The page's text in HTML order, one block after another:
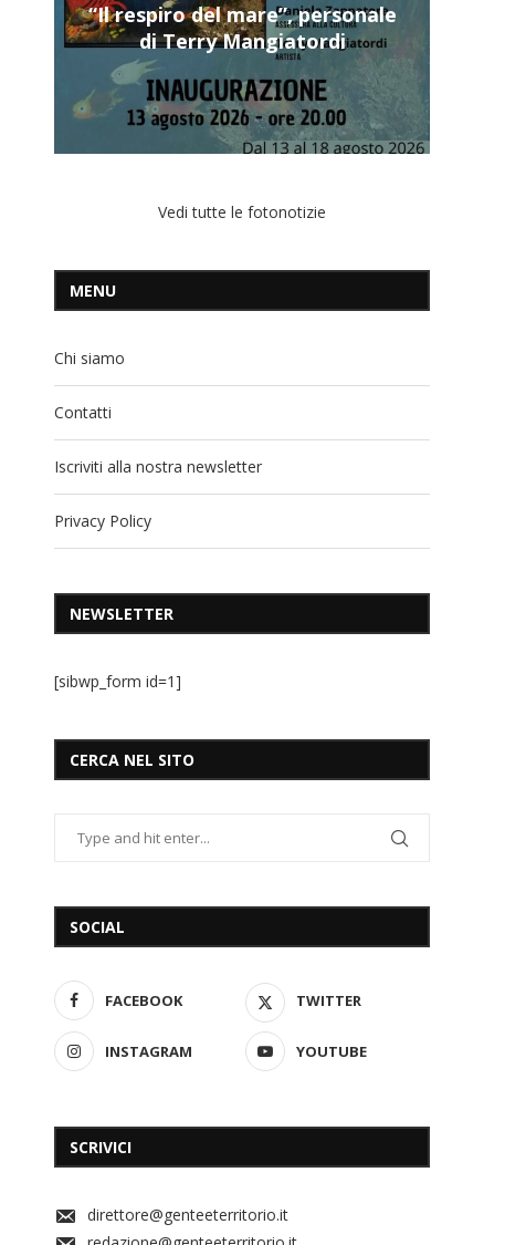
“Il respiro del mare”, personale
di Terry Mangiatordi
Vedi tutte le fotonotizie
MENU
Chi siamo
Contatti
Iscriviti alla nostra newsletter
Privacy Policy
NEWSLETTER
[sibwp_form id=1]
CERCA NEL SITO
SOCIAL
FACEBOOK TWITTER
INSTAGRAM YOUTUBE
SCRIVICI
direttore@genteeterritorio.it